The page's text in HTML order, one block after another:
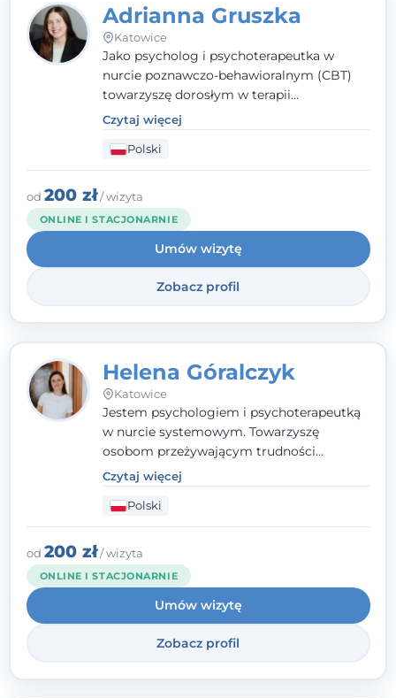
Adrianna Gruszka
Katowice
Jako psycholog i psychoterapeutka w
nurcie poznawczo-behawioralnym (CBT)
towarzyszę dorosłym w terapii
indywidualnej oraz nastolatkom od 15. roku
życia. Zależy mi, by naprawdę usłyszeć, z
czym do mnie przychodzisz, i dobrać
sposób pracy do Ciebie - bez gotowych
schematów i bez oceniania.
Czytaj więcej
Polski
od 200 zł/ wizyta
ONLINE I STACJONARNIE
Umów wizytę
Zobacz profil
Helena Góralczyk
Katowice
Jestem psychologiem i psychoterapeutką
w nurcie systemowym. Towarzyszę
osobom przeżywającym trudności
emocjonalne, relacyjne albo znajdującym
się w kryzysie. Liczy się dla mnie
autentyczna, oparta na zaufaniu relacja
oraz przestrzeń, w której każdy poczuje się
wysłuchany i potraktowany z szacunkiem.
Czytaj więcej
Polski
od 200 zł/ wizyta
ONLINE I STACJONARNIE
Umów wizytę
Zobacz profil